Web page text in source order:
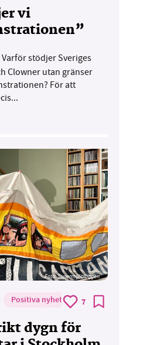
vi
Varför stödjer Sveriges
Clowner utan gränser
För att
Foto: Supermijöbloggen
Positiva nyheter 7
dygn för